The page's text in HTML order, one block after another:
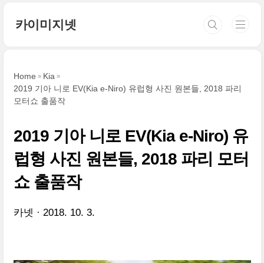
카이미지넷
Home
Kia
2019 기아 니로 EV(Kia e-Niro) 유럽형 사진 원본들, 2018 파리
모터쇼 출품작
2019 기아 니로 EV(Kia e-Niro) 유
럽형 사진 원본들, 2018 파리 모터
쇼 출품작
카넷 2018. 10. 3.